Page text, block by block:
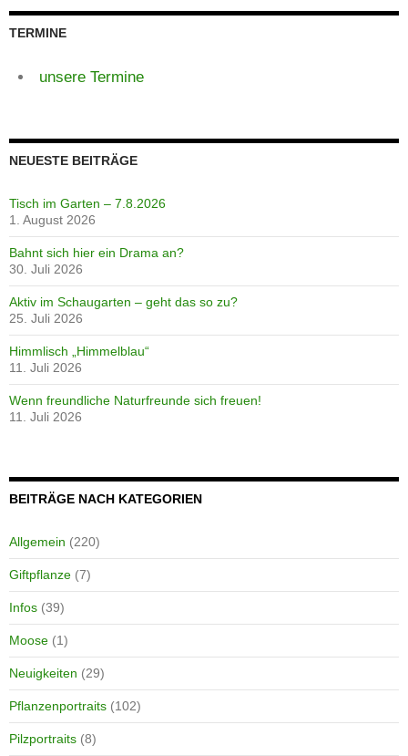
TERMINE
unsere Termine
NEUESTE BEITRÄGE
Tisch im Garten – 7.8.2026
1. August 2026
Bahnt sich hier ein Drama an?
30. Juli 2026
Aktiv im Schaugarten – geht das so zu?
25. Juli 2026
Himmlisch „Himmelblau“
11. Juli 2026
Wenn freundliche Naturfreunde sich freuen!
11. Juli 2026
BEITRÄGE NACH KATEGORIEN
Allgemein (220)
Giftpflanze (7)
Infos (39)
Moose (1)
Neuigkeiten (29)
Pflanzenportraits (102)
Pilzportraits (8)